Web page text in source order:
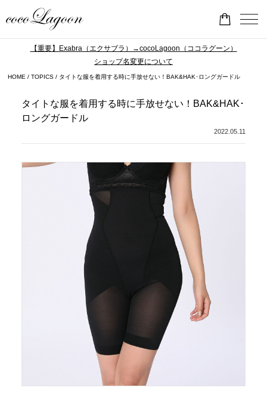
【重要】Exabra（エクサブラ）→cocoLagoon（ココラグーン）
ショップ名変更について
HOME TOPICS タイトな服を着用する時に手放せない！BAK&HAK･ロングガードル
タイトな服を着用する時に手放せない！BAK&HAK･
ロングガードル
2022.05.11